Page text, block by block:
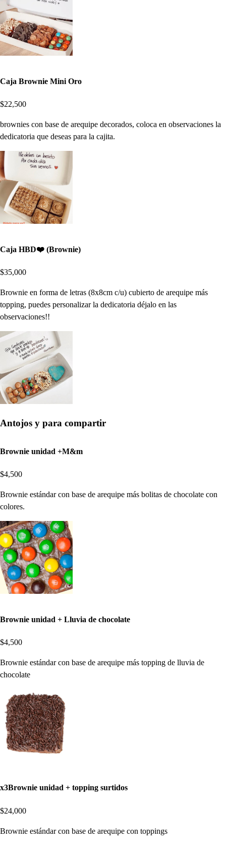
Caja Brownie Mini Oro
$22,500
brownies con base de arequipe decorados, coloca en observaciones la
dedicatoria que deseas para la cajita.
Caja HBD❤️ (Brownie)
$35,000
Brownie en forma de letras (8x8cm c/u) cubierto de arequipe más
topping, puedes personalizar la dedicatoria déjalo en las
observaciones!!
Antojos y para compartir
Brownie unidad +M&m
$4,500
Brownie estándar con base de arequipe más bolitas de chocolate con
colores.
Brownie unidad + Lluvia de chocolate
$4,500
Brownie estándar con base de arequipe más topping de lluvia de
chocolate
x3Brownie unidad + topping surtidos
$24,000
Brownie estándar con base de arequipe con toppings